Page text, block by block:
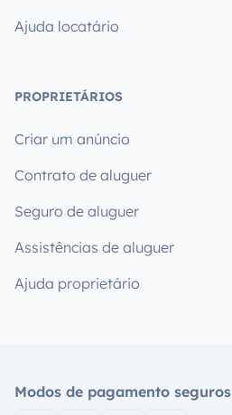
Ajuda locatário
PROPRIETÁRIOS
Criar um anúncio
Contrato de aluguer
Seguro de aluguer
Assistências de aluguer
Ajuda proprietário
Modos de pagamento seguros